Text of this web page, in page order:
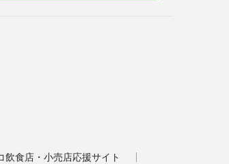
飲食店・小売店応援サイト